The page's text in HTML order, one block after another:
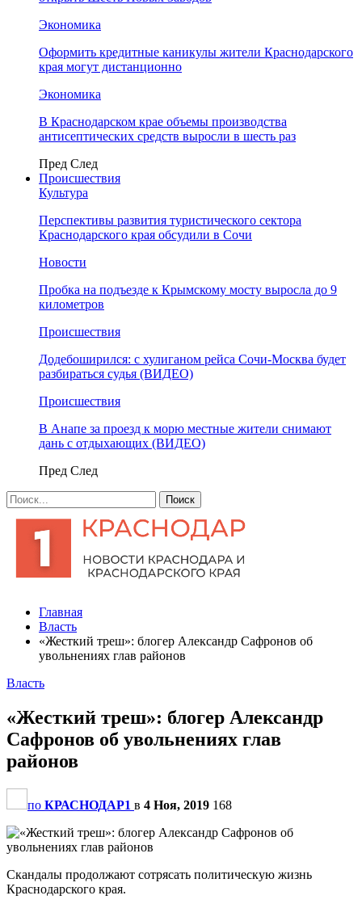
Экономика
Оформить кредитные каникулы жители Краснодарского
края могут дистанционно
Экономика
В Краснодарском крае объемы производства
антисептических средств выросли в шесть раз
Пред След
Происшествия
Культура
Перспективы развития туристического сектора
Краснодарского края обсудили в Сочи
Новости
Пробка на подъезде к Крымскому мосту выросла до 9
километров
Происшествия
Додебоширился: с хулиганом рейса Сочи-Москва будет
разбираться судья (ВИДЕО)
Происшествия
В Анапе за проезд к морю местные жители снимают
дань с отдыхающих (ВИДЕО)
Пред След
Главная
Власть
«Жесткий треш»: блогер Александр Сафронов об
увольнениях глав районов
Власть
«Жесткий треш»: блогер Александр
Сафронов об увольнениях глав
районов
по КРАСНОДАР1 в 4 Ноя, 2019 168
Скандалы продолжают сотрясать политическую жизнь
Краснодарского края.